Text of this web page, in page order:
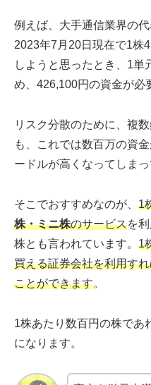
例えば、大手通信業界の
2023年7月20日現在で1株
しようと思ったとき、1単
め、426,100円の資金が必
リスク分散のために、複
も、これでは数百万の資
ードルが高くなってしまっ
そこでおすすめなのが、 1
株・ミニ株のサービスを
株とも言われています。 1
買える証券会社を利用す
ことができます。
1株あたり数百円の株であ
になります。